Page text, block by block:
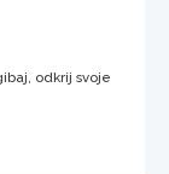
odkrij svoje